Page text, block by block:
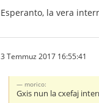
Esperanto, la vera
3 Temmuz 2017 16:55:41
morico:
Gxis nun la cxefaj